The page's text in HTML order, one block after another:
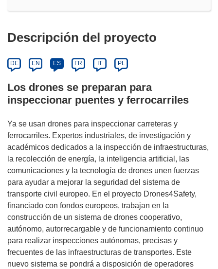
Descripción del proyecto
DE EN ES FR IT PL
Los drones se preparan para
inspeccionar puentes y ferrocarriles
Ya se usan drones para inspeccionar carreteras y
ferrocarriles. Expertos industriales, de investigación y
académicos dedicados a la inspección de infraestructuras,
la recolección de energía, la inteligencia artificial, las
comunicaciones y la tecnología de drones unen fuerzas
para ayudar a mejorar la seguridad del sistema de
transporte civil europeo. En el proyecto Drones4Safety,
financiado con fondos europeos, trabajan en la
construcción de un sistema de drones cooperativo,
autónomo, autorrecargable y de funcionamiento continuo
para realizar inspecciones autónomas, precisas y
frecuentes de las infraestructuras de transportes. Este
nuevo sistema se pondrá a disposición de operadores